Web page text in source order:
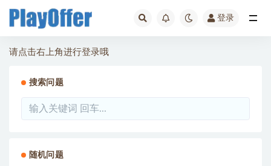
登录
请点击右上角进行登录哦
搜索问题
随机问题